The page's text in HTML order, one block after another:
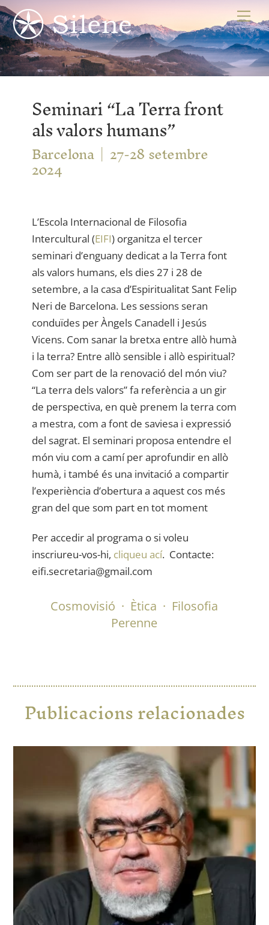
Skip
to
content
Seminari “La Terra front
als valors humans”
Barcelona 27-28 setembre
2024
L’Escola Internacional de Filosofia
Intercultural (EIFI) organitza el tercer
seminari d’enguany dedicat a la Terra font
als valors humans, els dies 27 i 28 de
setembre, a la casa d’Espiritualitat Sant Felip
Neri de Barcelona. Les sessions seran
conduïdes per Àngels Canadell i Jesús
Vicens. Com sanar la bretxa entre allò humà
i la terra? Entre allò sensible i allò espiritual?
Com ser part de la renovació del món viu?
“La terra dels valors” fa referència a un gir
de perspectiva, en què prenem la terra com
a mestra, com a font de saviesa i expressió
del sagrat. El seminari proposa entendre el
món viu com a camí per aprofundir en allò
humà, i també és una invitació a compartir
l’experiència d’obertura a aquest cos més
gran del que som part en tot moment
Per accedir al programa o si voleu
inscriureu-vos-hi, cliqueu ací. Contacte:
eifi.secretaria@gmail.com
Cosmovisió · Ètica · Filosofia
Perenne
Publicacions relacionades